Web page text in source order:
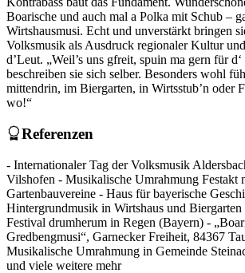
Boarische und auch mal a Polka mit Schub –
Wirtshausmusi. Echt und unverstärkt bringen
Volksmusik als Ausdruck regionaler Kultur
d’Leut. „Weil’s uns gfreit, spuin ma gern für
beschreiben sie sich selber. Besonders wohl
mittendrin, im Biergarten, in Wirtsstub’n oder
wo!“
Referenzen
- Internationaler Tag der Volksmusik
Vilshofen - Musikalische Umrahmung Festakt
Gartenbauvereine - Haus für bayerische
Hintergrundmusik in Wirtshaus und
Festival drumherum in Regen (Bayern) -
Gredbengmusi“, Garnecker Freiheit, 84367
Musikalische Umrahmung in Gemeinde
und viele weitere mehr